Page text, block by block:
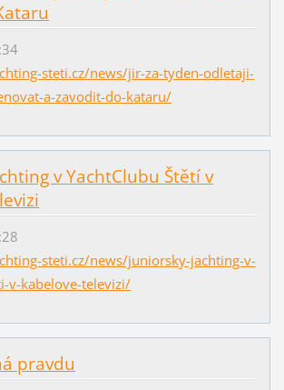
steti.cz/news/jir-za-tyden-odletaji-
a-zavodit-do-kataru/
v YachtClubu Štětí v
steti.cz/news/juniorsky-jachting-v-
v-kabelove-televizi/
pravdu